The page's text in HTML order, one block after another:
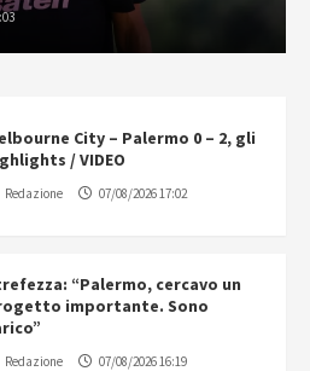
City – Palermo 0 – 2, gli
/ VIDEO
Redazione 07/08/2026 17:02
“Palermo, cercavo un
importante. Sono
Redazione 07/08/2026 16:19